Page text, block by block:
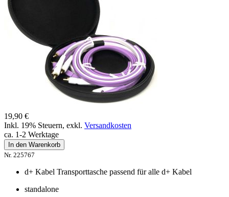
19,90 €
Inkl. 19% Steuern, exkl. Versandkosten
ca. 1-2 Werktage
In den Warenkorb
Nr. 225767
d+ Kabel Transporttasche passend für alle d+ Kabel
standalone